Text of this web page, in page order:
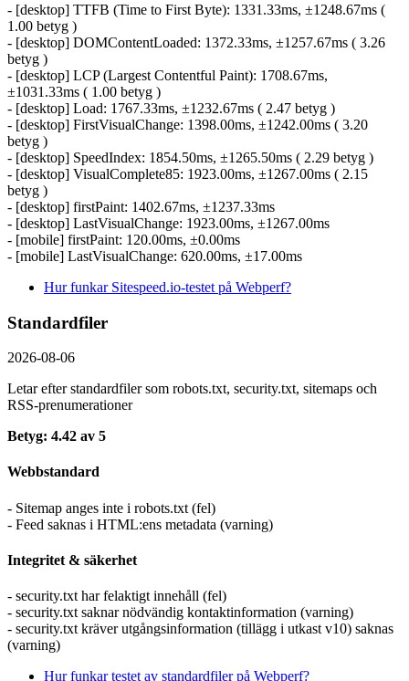
- [desktop] TTFB (Time to First Byte): 1331.33ms, ±1248.67ms (
1.00 betyg )
- [desktop] DOMContentLoaded: 1372.33ms, ±1257.67ms ( 3.26
betyg )
- [desktop] LCP (Largest Contentful Paint): 1708.67ms,
±1031.33ms ( 1.00 betyg )
- [desktop] Load: 1767.33ms, ±1232.67ms ( 2.47 betyg )
- [desktop] FirstVisualChange: 1398.00ms, ±1242.00ms ( 3.20
betyg )
- [desktop] SpeedIndex: 1854.50ms, ±1265.50ms ( 2.29 betyg )
- [desktop] VisualComplete85: 1923.00ms, ±1267.00ms ( 2.15
betyg )
- [desktop] firstPaint: 1402.67ms, ±1237.33ms
- [desktop] LastVisualChange: 1923.00ms, ±1267.00ms
- [mobile] firstPaint: 120.00ms, ±0.00ms
- [mobile] LastVisualChange: 620.00ms, ±17.00ms
Hur funkar Sitespeed.io-testet på Webperf?
Standardfiler
2026-08-06
Letar efter standardfiler som robots.txt, security.txt, sitemaps och
RSS-prenumerationer
Betyg: 4.42 av 5
Webbstandard
- Sitemap anges inte i robots.txt (fel)
- Feed saknas i HTML:ens metadata (varning)
Integritet & säkerhet
- security.txt har felaktigt innehåll (fel)
- security.txt saknar nödvändig kontaktinformation (varning)
- security.txt kräver utgångsinformation (tillägg i utkast v10) saknas
(varning)
Hur funkar testet av standardfiler på Webperf?